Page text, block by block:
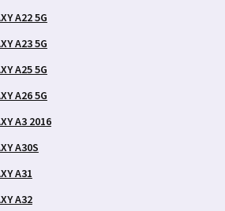
A22 5G
A23 5G
A25 5G
A26 5G
A3 2016
A30S
A31
A32